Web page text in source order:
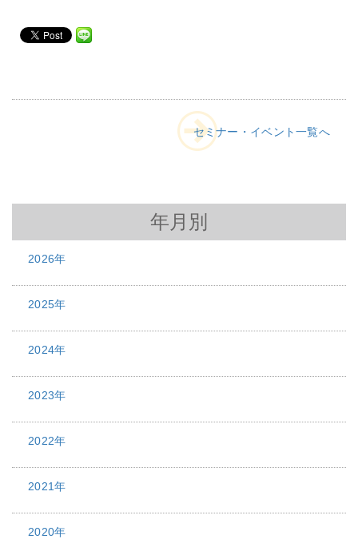
セミナー・イベント一覧へ
年月別
2026年
2025年
2024年
2023年
2022年
2021年
2020年